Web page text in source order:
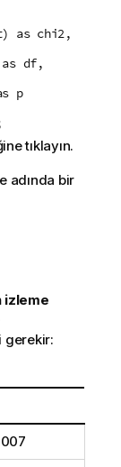
as chi2,
as df,
p
tıklayın.
adında bir
izleme
gerekir: